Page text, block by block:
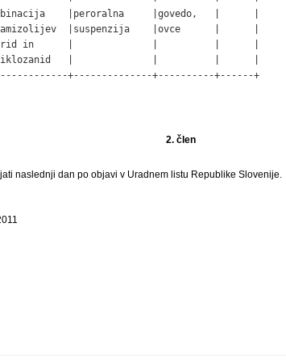
|peroralna     |govedo,   |      |
|suspenzija    |ovce      |      |
in      |              |          |      |
|              |          |      |
+--------------+----------+------+
2. člen
naslednji dan po objavi v Uradnem listu Republike Slovenije.